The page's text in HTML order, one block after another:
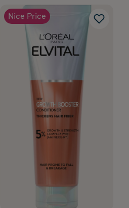
Nice Price